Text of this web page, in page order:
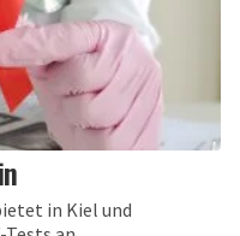
in Kiel und